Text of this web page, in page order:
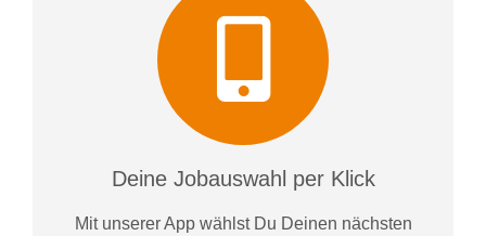
Deine Jobauswahl per Klick
Mit unserer App wählst Du Deinen nächsten